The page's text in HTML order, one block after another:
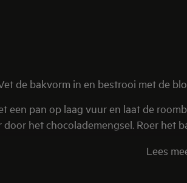
de bakvorm in en bestrooi met de
een pan op laag vuur en laat de
het chocolademengsel. Roer het
Lees